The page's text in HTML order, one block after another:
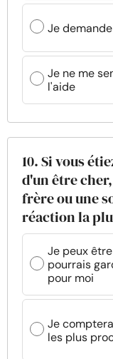
Je
Je ne me
l'aide
10. Si vous
d'un être
frère ou une
réaction la
Je peux
pourrais
pour moi
Je
les plus